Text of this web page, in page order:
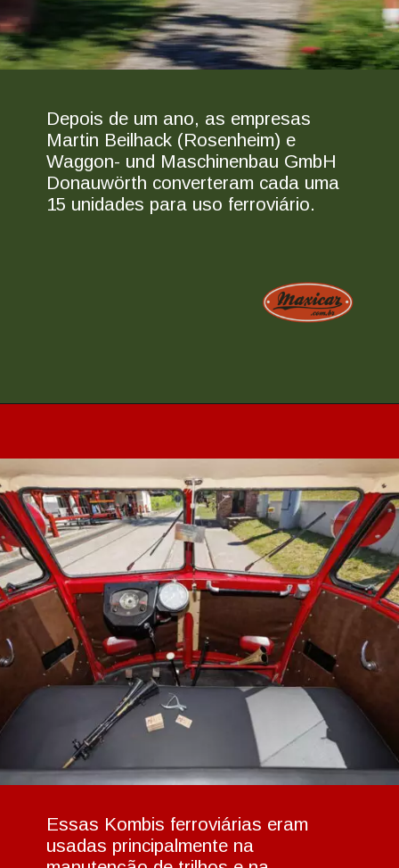
Depois de um ano, as empresas
Martin Beilhack (Rosenheim) e
Waggon- und Maschinenbau GmbH
Donauwörth converteram cada uma
15 unidades para uso ferroviário.
Essas Kombis ferroviárias eram
usadas ​​​​principalmente na